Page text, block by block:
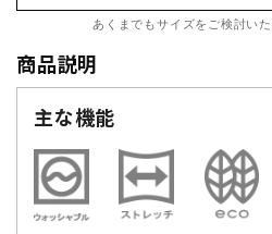
あくまでもサイズをご検討い
商品説明
主な機能